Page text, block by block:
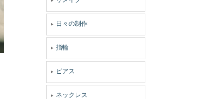
日々の制作
指輪
ピアス
ネックレス